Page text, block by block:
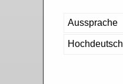
Aussprache
Hochdeutsch